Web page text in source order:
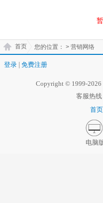
您的位置：
首页 > 营销网络
登录 免费注册
Copyright © 1999-2026
客服热线
首页
电脑